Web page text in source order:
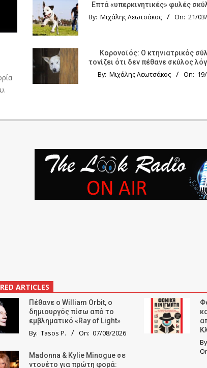
Επτά «υπερκινητικές» φυλές
By: Μιχάλης Λεωτσάκος On: 21/
Κορονοϊός: Ο κτηνιατρικός
τονίζει ότι δεν πέθανε σκύλος
By: Μιχάλης Λεωτσάκος On:
ARTICLES
Πέθανε ο William Orbit, ο
δημιουργός πίσω από το
εμβληματικό «Ray of Light»
By: Tasos P. On: 07/08/2026
Madonna & Kylie Minogue σε
ντουέτο για πρώτη φορά: